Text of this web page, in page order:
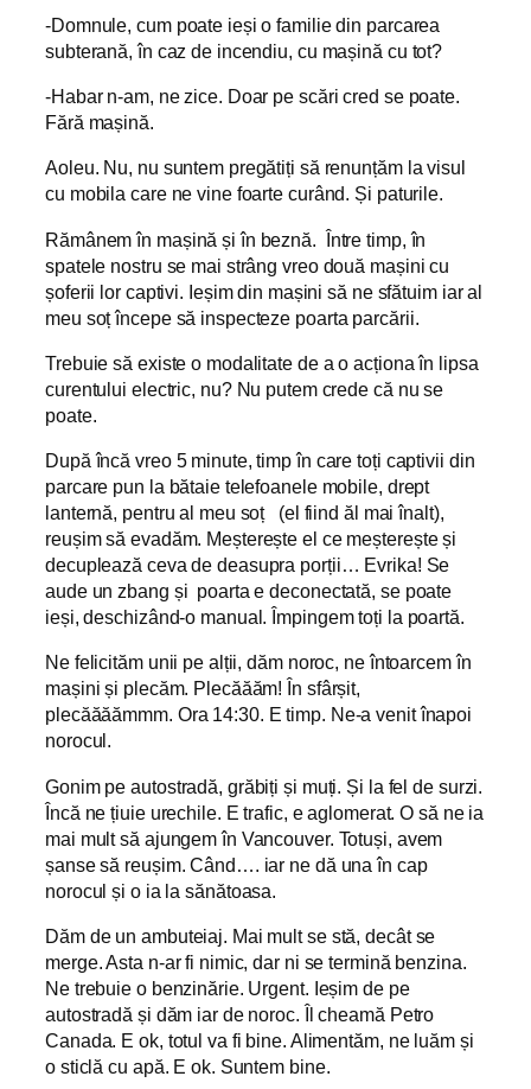
-Domnule, cum poate ieși o familie din parcarea
subterană, în caz de incendiu, cu mașină cu tot?
-Habar n-am, ne zice. Doar pe scări cred se poate.
Fără mașină.
Aoleu. Nu, nu suntem pregătiți să renunțăm la visul
cu mobila care ne vine foarte curând. Și paturile.
Rămânem în mașină și în beznă. Între timp, în
spatele nostru se mai strâng vreo două mașini cu
șoferii lor captivi. Ieșim din mașini să ne sfătuim iar al
meu soț începe să inspecteze poarta parcării.
Trebuie să existe o modalitate de a o acționa în lipsa
curentului electric, nu? Nu putem crede că nu se
poate.
După încă vreo 5 minute, timp în care toți captivii din
parcare pun la bătaie telefoanele mobile, drept
lanternă, pentru al meu soț (el fiind ăl mai înalt),
reușim să evadăm. Meșterește el ce meșterește și
decuplează ceva de deasupra porții… Evrika! Se
aude un zbang și poarta e deconectată, se poate
ieși, deschizând-o manual. Împingem toți la poartă.
Ne felicităm unii pe alții, dăm noroc, ne întoarcem în
mașini și plecăm. Plecăăăm! În sfârșit,
plecăăăămmm. Ora 14:30. E timp. Ne-a venit înapoi
norocul.
Gonim pe autostradă, grăbiți și muți. Și la fel de surzi.
Încă ne țiuie urechile. E trafic, e aglomerat. O să ne ia
mai mult să ajungem în Vancouver. Totuși, avem
șanse să reușim. Când…. iar ne dă una în cap
norocul și o ia la sănătoasa.
Dăm de un ambuteiaj. Mai mult se stă, decât se
merge. Asta n-ar fi nimic, dar ni se termină benzina.
Ne trebuie o benzinărie. Urgent. Ieșim de pe
autostradă și dăm iar de noroc. Îl cheamă Petro
Canada. E ok, totul va fi bine. Alimentăm, ne luăm și
o sticlă cu apă. E ok. Suntem bine.